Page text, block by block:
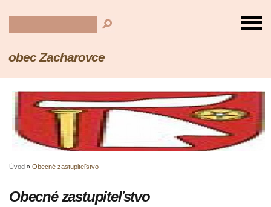
obec Zacharovce
Úvod » Obecné zastupiteľstvo
Obecné zastupiteľstvo